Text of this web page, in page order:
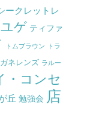
ークレットレ
ゲ ティファ
トムブラウン トラ
ネレンズ ラルー
・コンセ
丘 勉強会 店